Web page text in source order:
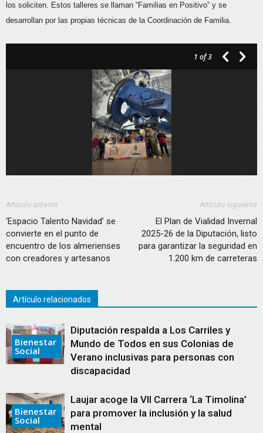
los soliciten. Estos talleres se llaman “Familias en Positivo” y se
desarrollan por las propias técnicas de la Coordinación de Familia.
1 of 3
Artículo anterior
‘Espacio Talento Navidad’ se
convierte en el punto de
encuentro de los almerienses
con creadores y artesanos
Artículo siguiente
El Plan de Vialidad Invernal
2025-26 de la Diputación, listo
para garantizar la seguridad en
1.200 km de carreteras
Artículo relacionados
Bienestar
Social
Diputación respalda a Los Carriles y
Mundo de Todos en sus Colonias de
Verano inclusivas para personas con
discapacidad
Bienestar
Social
Laujar acoge la VII Carrera ‘La Timolina’
para promover la inclusión y la salud
mental